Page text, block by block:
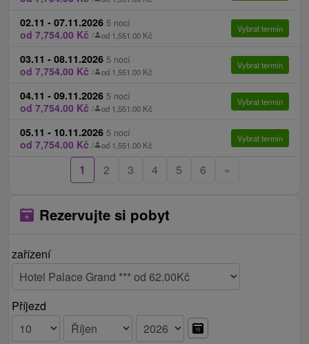
02.11 - 07.11.2026 5 nocí
od 7,754.00 Kč / od 1,551.00 Kč
Vybrat termín
03.11 - 08.11.2026 5 nocí
od 7,754.00 Kč / od 1,551.00 Kč
Vybrat termín
04.11 - 09.11.2026 5 nocí
od 7,754.00 Kč / od 1,551.00 Kč
Vybrat termín
05.11 - 10.11.2026 5 nocí
od 7,754.00 Kč / od 1,551.00 Kč
Vybrat termín
1 2 3 4 5 6 »
Rezervujte si pobyt
zařízení
Příjezd